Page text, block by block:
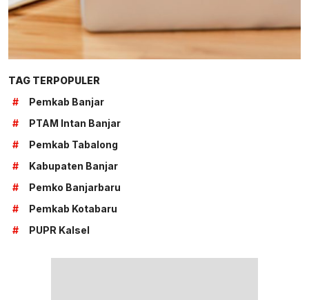
TAG TERPOPULER
#
Pemkab Banjar
#
PTAM Intan Banjar
#
Pemkab Tabalong
#
Kabupaten Banjar
#
Pemko Banjarbaru
#
Pemkab Kotabaru
#
PUPR Kalsel